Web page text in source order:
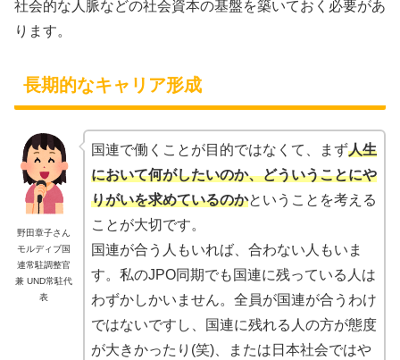
社会的な人脈などの社会資本の基盤を築いておく必要があ
ります。
長期的なキャリア形成
野田章子さん
モルディブ国
連常駐調整官
兼 UND常駐代
表
国連で働くことが目的ではなくて、まず人生
において何がしたいのか、どういうことにや
りがいを求めているのかということを考える
ことが大切です。
国連が合う人もいれば、合わない人もいま
す。私のJPO同期でも国連に残っている人は
わずかしかいません。全員が国連が合うわけ
ではないですし、国連に残れる人の方が態度
が大きかったり(笑)、または日本社会ではや